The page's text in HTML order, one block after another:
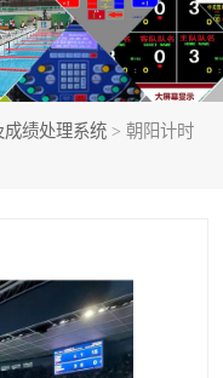
成绩处理系统 > 朝阳计时
同步时钟系统
记分系统
馆水下摄影采集救生